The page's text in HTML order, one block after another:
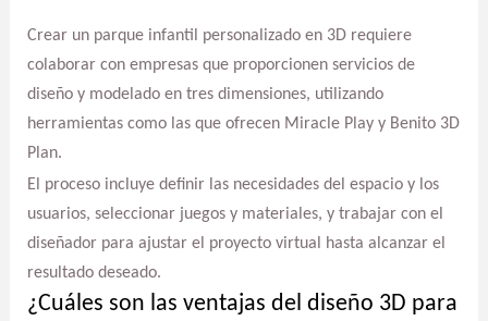
Crear un parque infantil personalizado en 3D requiere
colaborar con empresas que proporcionen servicios de
diseño y modelado en tres dimensiones, utilizando
herramientas como las que ofrecen Miracle Play y Benito 3D
Plan.
El proceso incluye definir las necesidades del espacio y los
usuarios, seleccionar juegos y materiales, y trabajar con el
diseñador para ajustar el proyecto virtual hasta alcanzar el
resultado deseado.
¿Cuáles son las ventajas del diseño 3D para